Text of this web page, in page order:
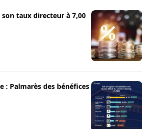
son taux directeur à 7,00
: Palmarès des bénéfices